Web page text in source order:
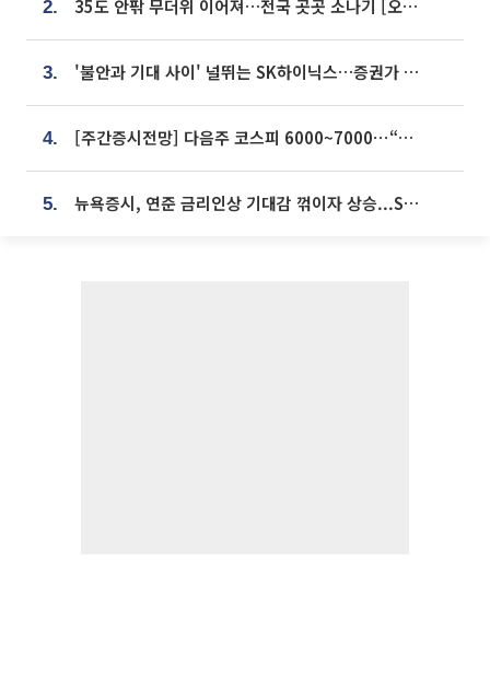
2. 35도 안팎 무더위 이어져…전국 곳곳 소나기 [오늘 날씨]
3. '불안과 기대 사이' 널뛰는 SK하이닉스…증권가 "HBM4·LTA 기반 펀터멘털 견고"
4. [주간증시전망] 다음주 코스피 6000~7000⋯“外人 수급은 정책이 변수”
5. 뉴욕증시, 연준 금리인상 기대감 꺾이자 상승...S&P500 사상 최고치 [종합]